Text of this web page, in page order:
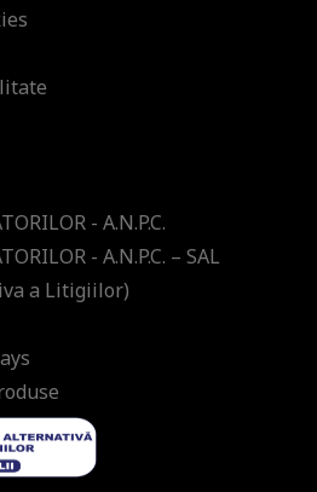
- A.N.P.C.
- A.N.P.C. – SAL
a Litigiilor)